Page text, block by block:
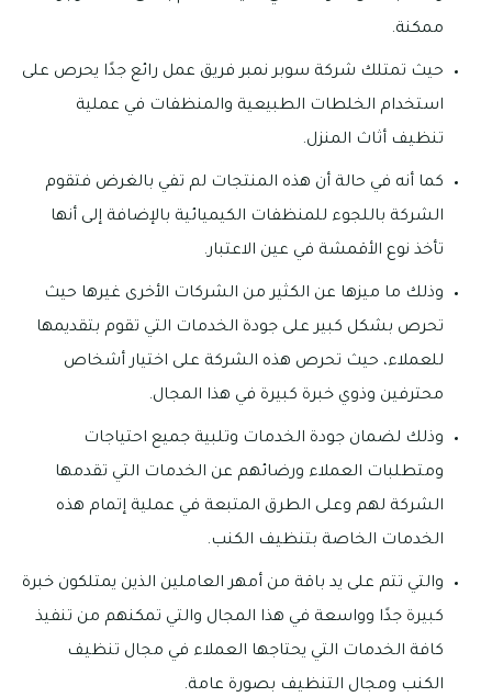
ممكنة.
حيث تمتلك شركة سوبر نمبر فريق عمل رائع جدًا يحرص على
استخدام الخلطات الطبيعية والمنظفات في عملية
تنظيف أثاث المنزل.
كما أنه في حالة أن هذه المنتجات لم تفي بالغرض فتقوم
الشركة باللجوء للمنظفات الكيميائية بالإضافة إلى أنها
تأخذ نوع الأقمشة في عين الاعتبار.
وذلك ما ميزها عن الكثير من الشركات الأخرى غيرها حيث
تحرص بشكل كبير على جودة الخدمات التي تقوم بتقديمها
للعملاء، حيث تحرص هذه الشركة على اختيار أشخاص
محترفين وذوي خبرة كبيرة في هذا المجال.
وذلك لضمان جودة الخدمات وتلبية جميع احتياجات
ومتطلبات العملاء ورضائهم عن الخدمات التي تقدمها
الشركة لهم وعلى الطرق المتبعة في عملية إتمام هذه
الخدمات الخاصة بتنظيف الكنب.
والتي تتم على يد باقة من أمهر العاملين الذين يمتلكون خبرة
كبيرة جدًا وواسعة في هذا المجال والتي تمكنهم من تنفيذ
كافة الخدمات التي يحتاجها العملاء في مجال تنظيف
الكنب ومجال التنظيف بصورة عامة.